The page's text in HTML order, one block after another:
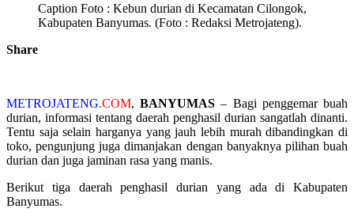
Caption Foto : Kebun durian di Kecamatan Cilongok,
Kabupaten Banyumas. (Foto : Redaksi Metrojateng).
Share
METROJATENG.COM, BANYUMAS – Bagi penggemar buah
durian, informasi tentang daerah penghasil durian sangatlah dinanti.
Tentu saja selain harganya yang jauh lebih murah dibandingkan di
toko, pengunjung juga dimanjakan dengan banyaknya pilihan buah
durian dan juga jaminan rasa yang manis.
Berikut tiga daerah penghasil durian yang ada di Kabupaten
Banyumas.